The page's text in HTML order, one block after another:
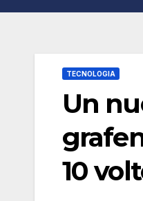
TECNOLOGIA
Un
10